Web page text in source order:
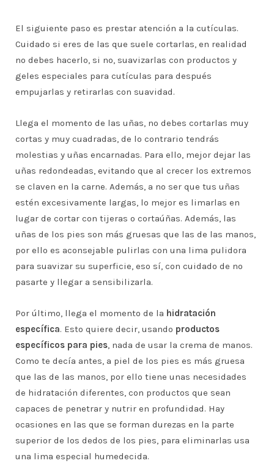
El siguiente paso es prestar atención a la cutículas.
Cuidado si eres de las que suele cortarlas, en realidad
no debes hacerlo, si no, suavizarlas con productos y
geles especiales para cutículas para después
empujarlas y retirarlas con suavidad.
Llega el momento de las uñas, no debes cortarlas muy
cortas y muy cuadradas, de lo contrario tendrás
molestias y uñas encarnadas. Para ello, mejor dejar las
uñas redondeadas, evitando que al crecer los extremos
se claven en la carne. Además, a no ser que tus uñas
estén excesivamente largas, lo mejor es limarlas en
lugar de cortar con tijeras o cortaúñas. Además, las
uñas de los pies son más gruesas que las de las manos,
por ello es aconsejable pulirlas con una lima pulidora
para suavizar su superficie, eso sí, con cuidado de no
pasarte y llegar a sensibilizarla.
Por último, llega el momento de la hidratación
específica. Esto quiere decir, usando productos
específicos para pies, nada de usar la crema de manos.
Como te decía antes, a piel de los pies es más gruesa
que las de las manos, por ello tiene unas necesidades
de hidratación diferentes, con productos que sean
capaces de penetrar y nutrir en profundidad. Hay
ocasiones en las que se forman durezas en la parte
superior de los dedos de los pies, para eliminarlas usa
una lima especial humedecida.